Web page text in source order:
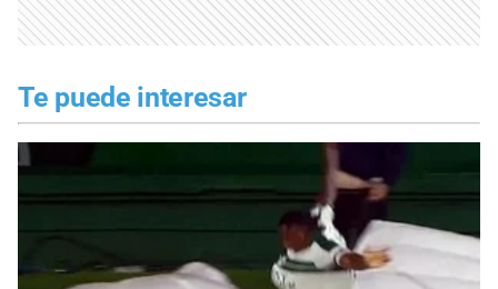
Te puede interesar